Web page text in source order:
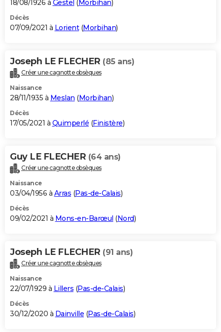
18/08/1926 à Gestel ( Morbihan)
Décès
07/09/2021 à Lorient(Morbihan)
Joseph LE FLECHER (85 ans)
Créer une cagnotte obsèques
Naissance
28/11/1935 à Meslan (Morbihan)
Décès
17/05/2021 à Quimperlé (Finistère)
Guy LE FLECHER (64 ans)
Créer une cagnotte obsèques
Naissance
03/04/1956 à Arras (Pas-de-Calais)
Décès
09/02/2021 à Mons-en-Barœul (Nord)
Joseph LE FLECHER (91 ans)
Créer une cagnotte obsèques
Naissance
22/07/1929 à Lillers (Pas-de-Calais)
Décès
30/12/2020 à Dainville (Pas-de-Calais)